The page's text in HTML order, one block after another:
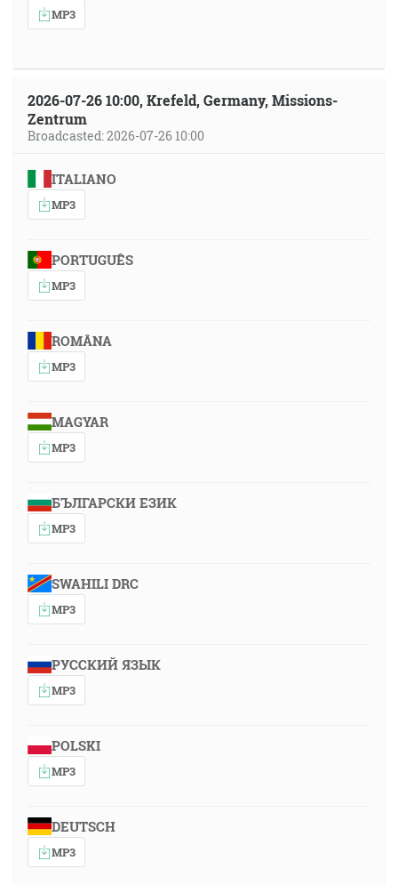
MP3
2026-07-26 10:00, Krefeld, Germany, Missions-
Zentrum
Broadcasted: 2026-07-26 10:00
ITALIANO
MP3
PORTUGUÊS
MP3
ROMÂNA
MP3
MAGYAR
MP3
БЪЛГАРСКИ ЕЗИК
MP3
SWAHILI DRC
MP3
РУССКИЙ ЯЗЫК
MP3
POLSKI
MP3
DEUTSCH
MP3